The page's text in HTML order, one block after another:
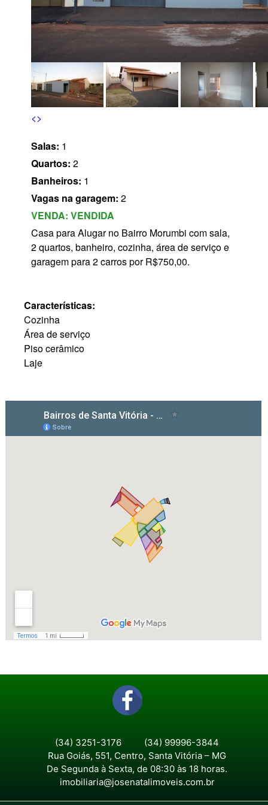
<>
Salas: 1
Quartos: 2
Banheiros: 1
Vagas na garagem: 2
VENDA: VENDIDA
Casa para Alugar no Bairro Morumbi com sala,
2 quartos, banheiro, cozinha, área de serviço e
garagem para 2 carros por R$750,00.
Características:
Cozinha
Área de serviço
Piso cerâmico
Laje
(34) 3251-3176
(34) 99996-3844
Rua Goiás, 551, Centro, Santa Vitória – MG
De Segunda à Sexta, de 08:30 às 18 horas.
imobiliaria@josenatalimoveis.com.br